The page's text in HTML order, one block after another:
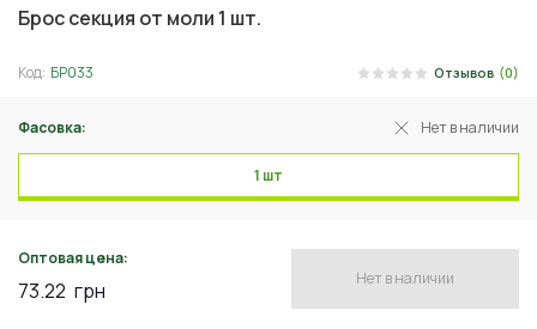
Брос секция от моли 1 шт.
Код: БР033 Отзывов (0)
Фасовка: Нет в наличии
1 шт
Оптовая цена:
73.22 грн Нет в наличии